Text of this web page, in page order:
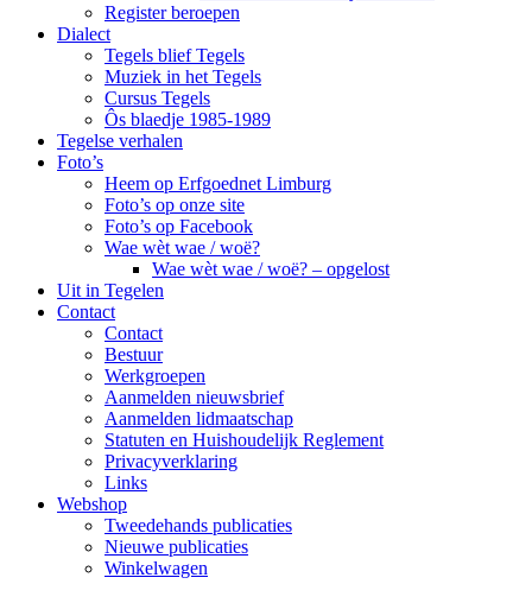
Register beroepen
Dialect
Tegels blief Tegels
Muziek in het Tegels
Cursus Tegels
Ôs blaedje 1985-1989
Tegelse verhalen
Foto’s
Heem op Erfgoednet Limburg
Foto’s op onze site
Foto’s op Facebook
Wae wèt wae / woë?
Wae wèt wae / woë? – opgelost
Uit in Tegelen
Contact
Contact
Bestuur
Werkgroepen
Aanmelden nieuwsbrief
Aanmelden lidmaatschap
Statuten en Huishoudelijk Reglement
Privacyverklaring
Links
Webshop
Tweedehands publicaties
Nieuwe publicaties
Winkelwagen